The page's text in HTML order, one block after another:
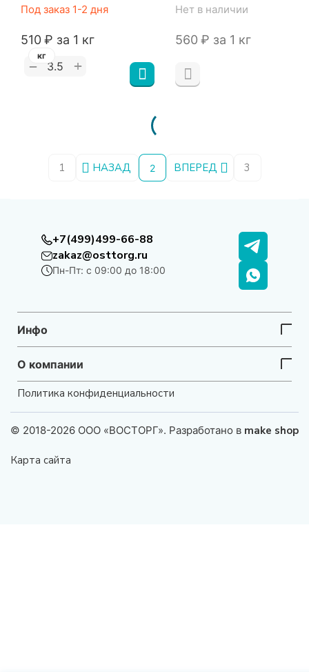
Под заказ 1-2 дня
‍510‍₽ за 1 кг
− +
кг
Нет в наличии
‍560‍ ₽ за 1 кг
1 НАЗАД 2 ВПЕРЕД 3
+7(499)499-66-88
zakaz@osttorg.ru
Пн-Пт: с 09:00 до 18:00
Инфо
О компании
Политика конфиденциальности
© 2018-2026 ООО «ВОСТОРГ». Разработано в make shop
Карта сайта